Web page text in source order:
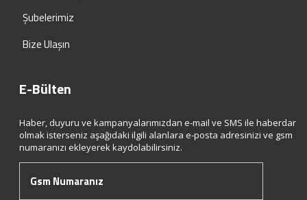
Şubelerimiz
Bize Ulaşın
E-Bülten
Haber, duyuru ve kampanyalarımızdan e-mail ve SMS ile haberdar
olmak isterseniz aşağıdaki ilgili alanlara e-posta adresinizi ve gsm
numaranızı ekleyerek kaydolabilirsiniz.